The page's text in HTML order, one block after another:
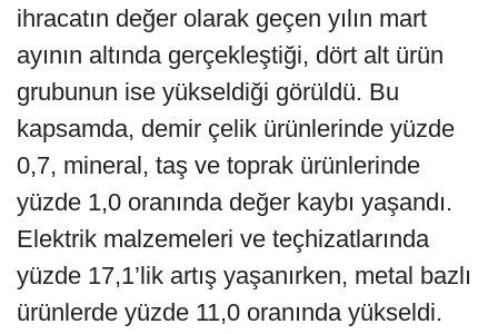
ihracatın değer olarak geçen yılın mart
ayının altında gerçekleştiği, dört alt ürün
grubunun ise yükseldiği görüldü. Bu
kapsamda, demir çelik ürünlerinde yüzde
0,7, mineral, taş ve toprak ürünlerinde
yüzde 1,0 oranında değer kaybı yaşandı.
Elektrik malzemeleri ve teçhizatlarında
yüzde 17,1’lik artış yaşanırken, metal bazlı
ürünlerde yüzde 11,0 oranında yükseldi.